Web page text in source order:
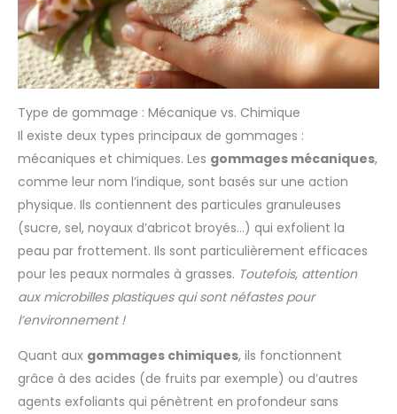
Type de gommage : Mécanique vs. Chimique
Il existe deux types principaux de gommages :
mécaniques et chimiques. Les gommages mécaniques,
comme leur nom l’indique, sont basés sur une action
physique. Ils contiennent des particules granuleuses
(sucre, sel, noyaux d’abricot broyés…) qui exfolient la
peau par frottement. Ils sont particulièrement efficaces
pour les peaux normales à grasses. Toutefois, attention
aux microbilles plastiques qui sont néfastes pour
l’environnement !
Quant aux gommages chimiques, ils fonctionnent
grâce à des acides (de fruits par exemple) ou d’autres
agents exfoliants qui pénètrent en profondeur sans